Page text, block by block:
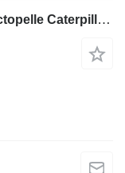
Vérin hydraulique 358-5034 pour tractopelle Caterpillar 420F